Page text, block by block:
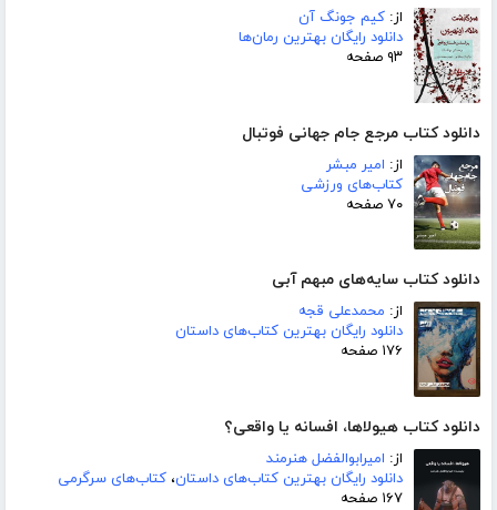
از: کیم جونگ آن
دانلود رایگان بهترین رمان‌ها
۹۳ صفحه
دانلود کتاب مرجع جام جهانی فوتبال
از: امیر مبشر
کتاب‌های ورزشی
۷۰ صفحه
دانلود کتاب سایه‌های مبهم آبی
از: محمدعلی قجه
دانلود رایگان بهترین کتاب‌های داستان
۱۷۶ صفحه
دانلود کتاب هیولاها، افسانه یا واقعی؟
از: امیرابوالفضل هنرمند
دانلود رایگان بهترین کتاب‌های داستان، کتاب‌های سرگرمی
۱۶۷ صفحه